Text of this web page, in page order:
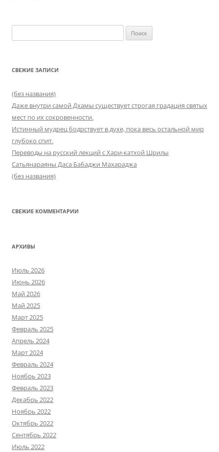
СВЕЖИЕ ЗАПИСИ
(без названия)
Даже внутри самой Дхамы существует строгая градация святых
мест по их сокровенности.
Истинный мудрец бодрствует в духе, пока весь остальной мир
глубоко спит.
Переводы на русский лекций с Хари-катхой Шрилы
Сатьянараяны Даса Бабаджи Махараджа
(без названия)
СВЕЖИЕ КОММЕНТАРИИ
АРХИВЫ
Июль 2026
Июнь 2026
Май 2026
Май 2025
Март 2025
Февраль 2025
Апрель 2024
Март 2024
Февраль 2024
Ноябрь 2023
Февраль 2023
Декабрь 2022
Ноябрь 2022
Октябрь 2022
Сентябрь 2022
Июль 2022